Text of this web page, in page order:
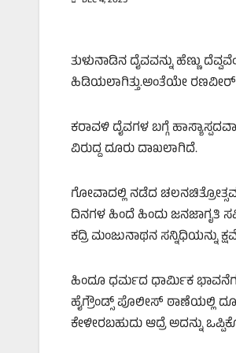
ತುಳುನಾಡಿನ ದೈವವನ್ನು ಹೆಣ್ಣು
ಹಿಡಿಯಲಾಗಿತ್ತು.ಅಂತೆಯೇ ರಣವೀರ್‌
ಕರಾವಳಿ ದೈವಗಳ ಬಗ್ಗೆ
ವಿರುದ್ದ ದೂರು ದಾಖಲಾಗಿದೆ.
ಗೋವಾದಲ್ಲಿ ನಡೆದ
ದಿನಗಳ ಹಿಂದೆ ಹಿಂದು ಜನಜಾಗೃತಿ
ಕದ್ರಿ ಮಂಜುನಾಥನ ಸನ್ನಿಧಿಯನ್ನು
ಹಿಂದೂ ಧರ್ಮದ ಧಾರ್ಮಿಕ
ಹೈಗ್ರೌಂಡ್ಸ್‌ ಪೊಲೀಸ್‌ ಠಾಣೆಯಲ್ಲಿ
ಕೇಳೀರಬಹುದು ಆದ್ರೆ ಅದನ್ನು